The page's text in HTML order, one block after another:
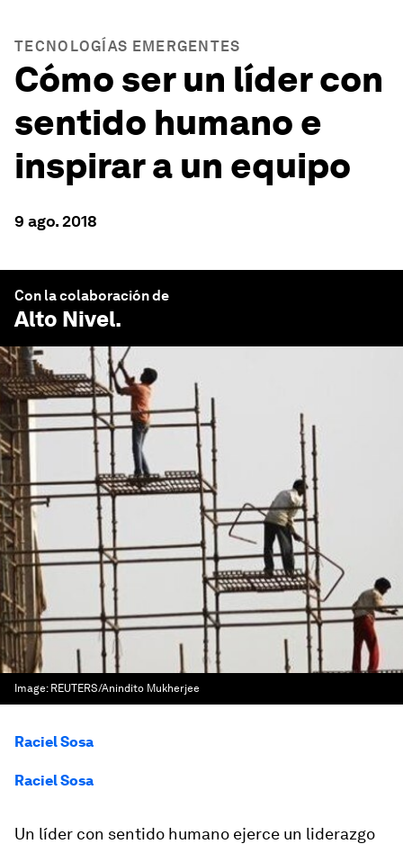
TECNOLOGÍAS EMERGENTES
Cómo ser un líder con
sentido humano e
inspirar a un equipo
9 ago. 2018
Con la colaboración de
Alto Nivel.
Image: REUTERS/Anindito Mukherjee
Raciel Sosa
Raciel Sosa
Un líder con sentido humano ejerce un liderazgo